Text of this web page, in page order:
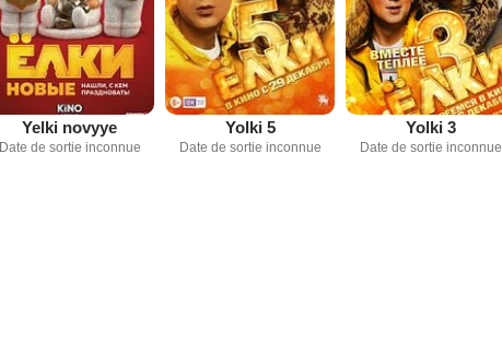
Yelki novyye
Date de sortie inconnue
Yolki 5
Date de sortie inconnue
Yolki 3
Date de sortie inconnue